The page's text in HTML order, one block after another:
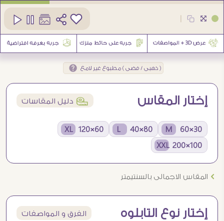
( ذهبى / فضى ) مطبوع غير لامع
إختار المقاس í دليل المقاسات
30×60 M
80×40 L
60×120 XL
100×200 XXL
Ö المقاس الاجمالى بالسنتيمتر
إختار نوع التابلوه الفرق و المواصفات